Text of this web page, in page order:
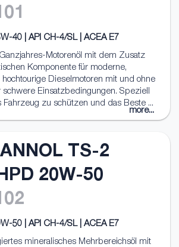
40 | API CH-4/SL | ACEA E7
Motorenöl mit dem Zusatz
Komponente für moderne,
Dieselmotoren mit und ohne
schwere Einsatzbedingungen. Speziell
Fahrzeug zu schützen und das Beste ...
more...
TS-2
20W-50
50 | API CH-4/SL | ACEA E7
mineralisches Mehrbereichsöl mit